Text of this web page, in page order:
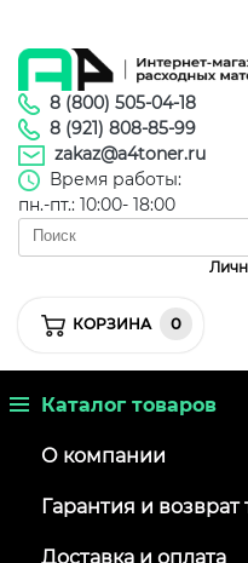
8 (800) 505-04-18
8 (921) 808-85-99
zakaz@a4toner.ru
Время работы:
пн.-пт.: 10:00- 18:00
КОРЗИНА 0
Каталог товаров
О компании
Гарантия и возврат
Доставка и оплата